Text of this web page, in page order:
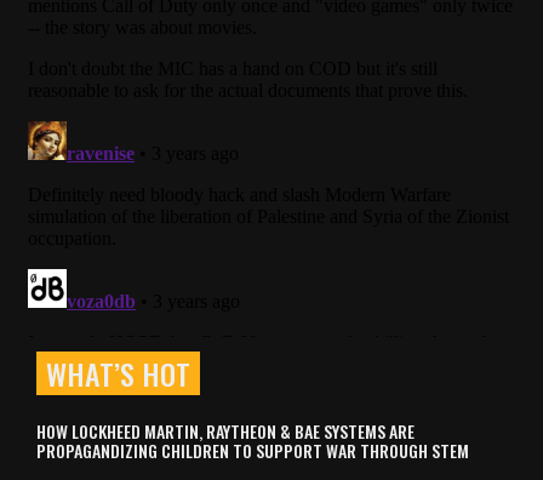
WHAT’S HOT
HOW LOCKHEED MARTIN, RAYTHEON & BAE SYSTEMS ARE
PROPAGANDIZING CHILDREN TO SUPPORT WAR THROUGH STEM